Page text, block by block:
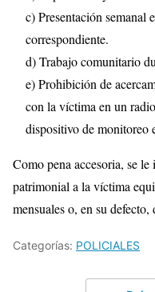
c) Presentación semanal
correspondiente.
d) Trabajo comunitario
e) Prohibición de
con la víctima en un
dispositivo de monitoreo
Como pena accesoria, se
patrimonial a la víctima
mensuales o, en su
Categorías: POLICIALES